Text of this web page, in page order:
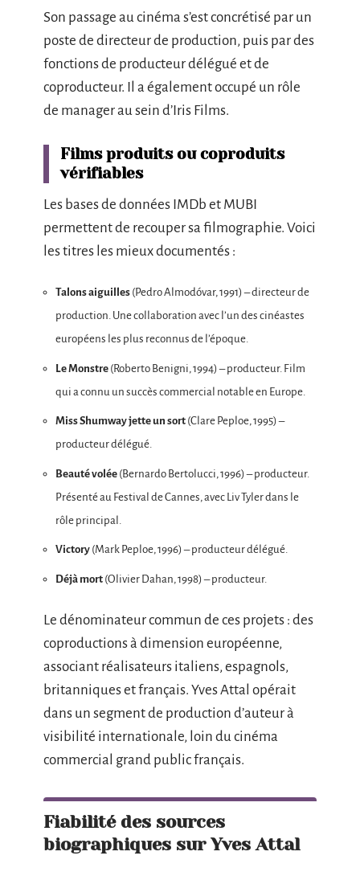
Son passage au cinéma s’est concrétisé par un
poste de directeur de production, puis par des
fonctions de producteur délégué et de
coproducteur. Il a également occupé un rôle
de manager au sein d’Iris Films.
Films produits ou coproduits
vérifiables
Les bases de données IMDb et MUBI
permettent de recouper sa filmographie. Voici
les titres les mieux documentés :
Talons aiguilles (Pedro Almodóvar, 1991) – directeur de
production. Une collaboration avec l’un des cinéastes
européens les plus reconnus de l’époque.
Le Monstre (Roberto Benigni, 1994) – producteur. Film
qui a connu un succès commercial notable en Europe.
Miss Shumway jette un sort (Clare Peploe, 1995) –
producteur délégué.
Beauté volée (Bernardo Bertolucci, 1996) – producteur.
Présenté au Festival de Cannes, avec Liv Tyler dans le
rôle principal.
Victory (Mark Peploe, 1996) – producteur délégué.
Déjà mort (Olivier Dahan, 1998) – producteur.
Le dénominateur commun de ces projets : des
coproductions à dimension européenne,
associant réalisateurs italiens, espagnols,
britanniques et français. Yves Attal opérait
dans un segment de production d’auteur à
visibilité internationale, loin du cinéma
commercial grand public français.
Fiabilité des sources
biographiques sur Yves Attal